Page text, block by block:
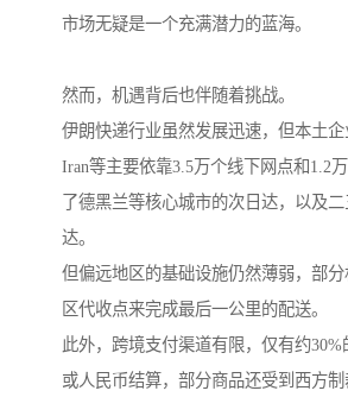
市场无疑是一个充满潜力的蓝海。
然而，机遇背后也伴随着挑战。
伊朗快递行业虽然发展迅速，但本土企
Iran等主要依靠3.5万个线下网点和1.2
了德黑兰等核心城市的次日达，以及
达。
但偏远地区的基础设施仍然薄弱，部
区代收点来完成最后一公里的配送。
此外，跨境支付渠道有限，仅有约
或人民币结算，部分商品还受到西方制